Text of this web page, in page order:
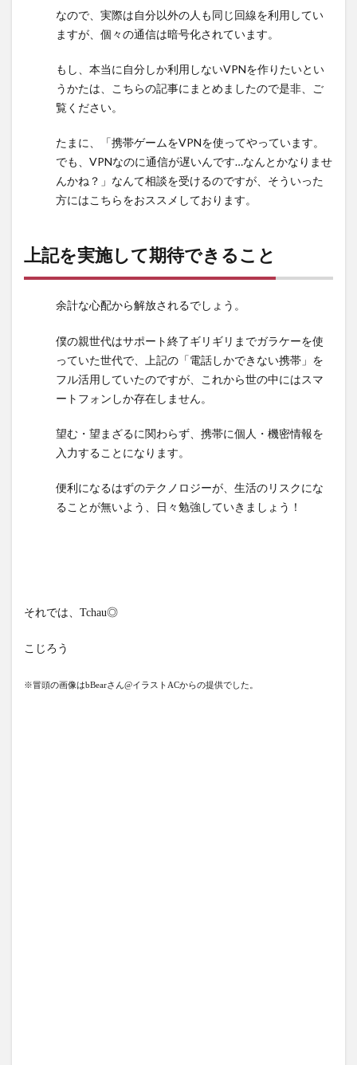
なので、実際は自分以外の人も同じ回線を利用してい
ますが、個々の通信は暗号化されています。
もし、本当に自分しか利用しないVPNを作りたいとい
うかたは、こちらの記事にまとめましたので是非、ご
覧ください。
たまに、「携帯ゲームをVPNを使ってやっています。
でも、VPNなのに通信が遅いんです…なんとかなりませ
んかね？」なんて相談を受けるのですが、そういった
方にはこちらをおススメしております。
上記を実施して期待できること
余計な心配から解放されるでしょう。
僕の親世代はサポート終了ギリギリまでガラケーを使
っていた世代で、上記の「電話しかできない携帯」を
フル活用していたのですが、これから世の中にはスマ
ートフォンしか存在しません。
望む・望まざるに関わらず、携帯に個人・機密情報を
入力することになります。
便利になるはずのテクノロジーが、生活のリスクにな
ることが無いよう、日々勉強していきましょう！
それでは、Tchau◎
こじろう
※冒頭の画像はbBearさん@イラストACからの提供でした。